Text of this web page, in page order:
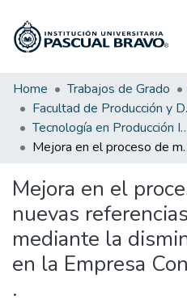
Communities & Collections
All of DSpace
Statistics
Home Trabajos de Grado
Tecnología en
Mejora en el proceso de montaje de
Mejora en el
nuevas
mediante la
en la Empresa
.